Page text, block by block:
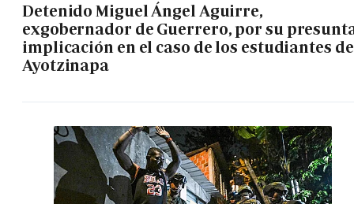
Detenido Miguel Ángel Aguirre,
exgobernador de Guerrero, por su
implicación en el caso de los estudiantes de
Ayotzinapa